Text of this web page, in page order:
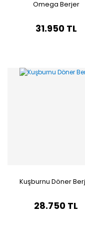
Omega Berjer
31.950 TL
Kuşburnu Döner
28.750 TL